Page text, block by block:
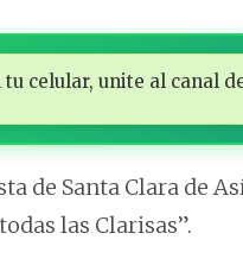
celular, unite al canal
de Santa Clara de
las Clarisas”.